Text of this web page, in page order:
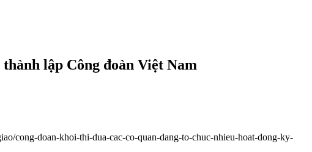
lập Công đoàn Việt Nam
cong-doan-khoi-thi-dua-cac-co-quan-dang-to-chuc-nhieu-hoat-dong-ky-